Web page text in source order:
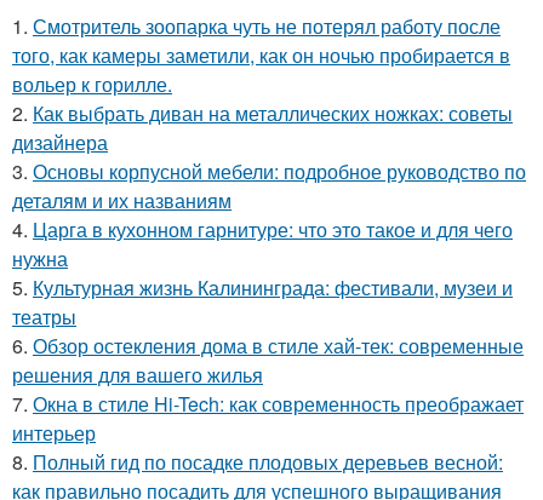
1. Смотритель зоопарка чуть не потерял работу после
того, как камеры заметили, как он ночью пробирается в
вольер к горилле.
2. Как выбрать диван на металлических ножках: советы
дизайнера
3. Основы корпусной мебели: подробное руководство по
деталям и их названиям
4. Царга в кухонном гарнитуре: что это такое и для чего
нужна
5. Культурная жизнь Калининграда: фестивали, музеи и
театры
6. Обзор остекления дома в стиле хай-тек: современные
решения для вашего жилья
7. Окна в стиле Hi-Tech: как современность преображает
интерьер
8. Полный гид по посадке плодовых деревьев весной:
как правильно посадить для успешного выращивания